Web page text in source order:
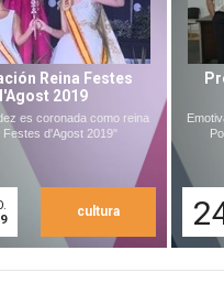
Reina Festes
2019
es coronada como reina
Festes d'Agost 2019"
cultura